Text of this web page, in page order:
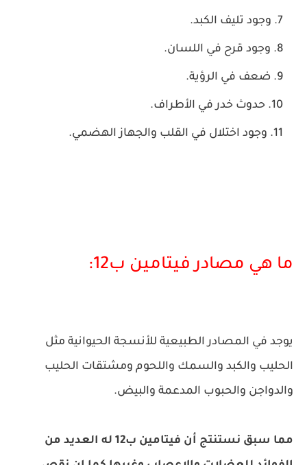
وجود تليف الكبد.
وجود قرح في اللسان.
ضعف في الرؤية.
حدوث خدر في الأطراف.
وجود اختلال في القلب والجهاز الهضمي.
ما هي مصادر فيتامين ب12:
يوجد في المصادر الطبيعية للأنسجة الحيوانية مثل
الحليب والكبد والسمك واللحوم ومشتقات الحليب
والدواجن والحبوب المدعمة والبيض.
مما سبق نستنتج أن فيتامين ب12 له العديد من